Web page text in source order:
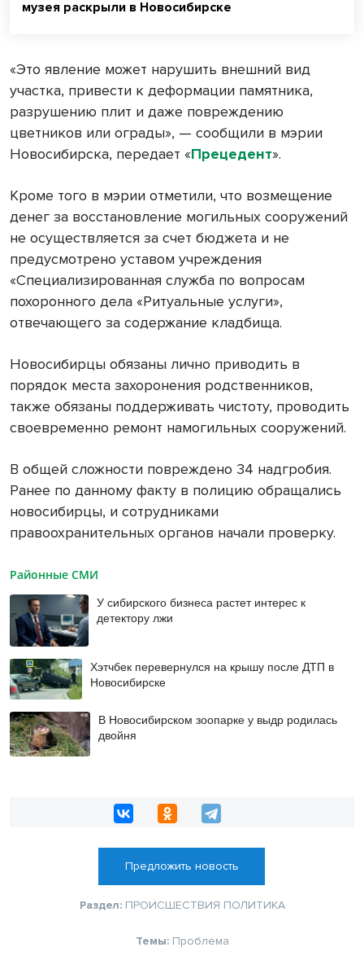
музея раскрыли в Новосибирске
«Это явление может нарушить внешний вид
участка, привести к деформации памятника,
разрушению плит и даже повреждению
цветников или ограды», — сообщили в мэрии
Новосибирска, передает «Прецедент».
Кроме того в мэрии отметили, что возмещение
денег за восстановление могильных сооружений
не осуществляется за счет бюджета и не
предусмотрено уставом учреждения
«Специализированная служба по вопросам
похоронного дела «Ритуальные услуги»,
отвечающего за содержание кладбища.
Новосибирцы обязаны лично приводить в
порядок места захоронения родственников,
также обязаны поддерживать чистоту, проводить
своевременно ремонт намогильных сооружений.
В общей сложности повреждено 34 надгробия.
Ранее по данному факту в полицию обращались
новосибирцы, и сотрудниками
правоохранительных органов начали проверку.
Районные СМИ
У сибирского бизнеса растет интерес к
детектору лжи
Хэтчбек перевернулся на крышу после ДТП в
Новосибирске
В Новосибирском зоопарке у выдр родилась
двойня
Предложить новость
Раздел: ПРОИСШЕСТВИЯ ПОЛИТИКА
Темы: Проблема